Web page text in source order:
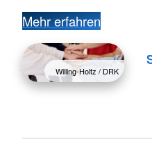
Mehr erfahren
Willing-Holtz / DRK